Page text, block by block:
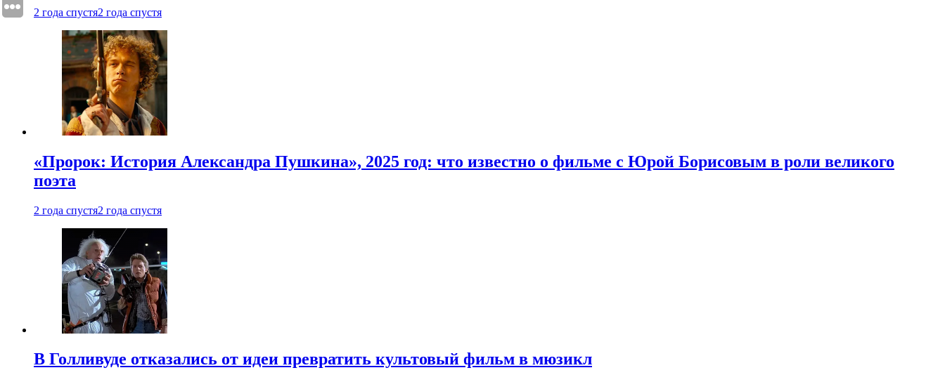
2 года спустя2 года спустя
«Пророк: История Александра Пушкина», 2025 год: что известно о фильме с Юрой Борисовым в роли великого
поэта
2 года спустя2 года спустя
В Голливуде отказались от идеи превратить культовый фильм в мюзикл